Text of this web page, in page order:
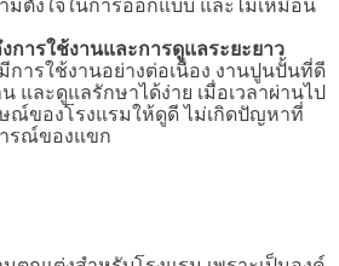
มตั้งใจในการออกแบบ และไม่เหมือน
การใช้งานและการดูแลระยะยาว
การใช้งานอย่างต่อเนื่อง งานปูนปั้นที่ดี
และดูแลรักษาได้ง่าย เมื่อเวลาผ่านไป
ณ์ของโรงแรมให้ดูดี ไม่เกิดปัญหาที่
รณ์ของแขก